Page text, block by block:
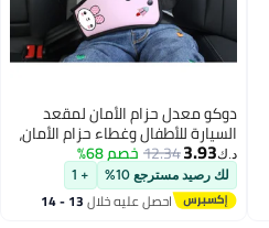
دوكو معدل حزام الأمان لمقعد
السيارة للأطفال وغطاء حزام الأمان،
وسادات حزام الأمان للأطفال لدعم
الرقبة، مثبت حزام الأمان للأكتاف
للأطفال، وسادة حزام الأمان للراحة
الرأسية أثناء السفر والقيادة،
د.ك‏3.93
12.34خصم 68%
لك رصيد مسترجع 10% + 1
احصل عليه خلال 13 - 14